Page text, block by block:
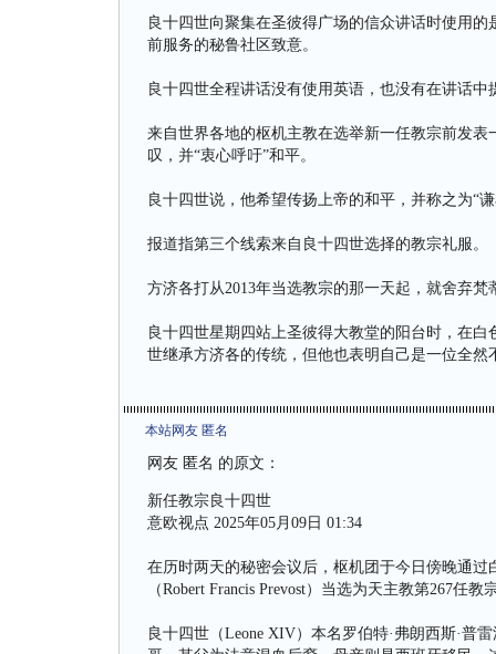
良十四世向聚集在圣彼得广场的信众讲话时使用
前服务的秘鲁社区致意。
良十四世全程讲话没有使用英语，也没有在讲话中
来自世界各地的枢机主教在选举新一任教宗前发
叹，并“衷心呼吁”和平。
良十四世说，他希望传扬上帝的和平，并称之为“
报道指第三个线索来自良十四世选择的教宗礼服。
方济各打从2013年当选教宗的那一天起，就舍弃
良十四世星期四站上圣彼得大教堂的阳台时，在
世继承方济各的传统，但他也表明自己是一位全然
本站网友 匿名
网友 匿名 的原文：
新任教宗良十四世
意欧视点 2025年05月09日 01:34
在历时两天的秘密会议后，枢机团于今日傍晚通过
（Robert Francis Prevost）当选为天主教第267任
良十四世（Leone XIV）本名罗伯特·弗朗西斯·普